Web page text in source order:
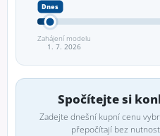
Zahájení modelu
1. 7. 2026
Spočítejte si
Zadejte dnešní kupní cenu
přepočítají bez